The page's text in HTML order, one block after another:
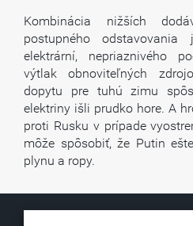
Kombinácia nižších
postupného
elektrární, nepriaznivého
výtlak obnoviteľných
dopytu pre tuhú zimu
elektriny išli prudko hore. A
proti Rusku v prípade
môže spôsobiť, že Putin
plynu a ropy.